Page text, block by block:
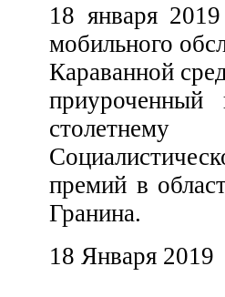
18 января
мобильного
Караванной
столетнему
премий в
Гранина.
18 Января 2019